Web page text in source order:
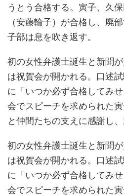
うとう合格する。寅子、久
（安藤輪子）が合格し、廃
子部は息を吹き返す。
初の女性弁護士誕生と新聞
は祝賀会が開かれる。口述
に「いつか必ず合格してみ
会でスピーチを求められた
と仲間たちの支えに感謝し
初の女性弁護士誕生と新聞
は祝賀会が開かれる。口述
に「いつか必ず合格してみ
会でスピーチを求められた